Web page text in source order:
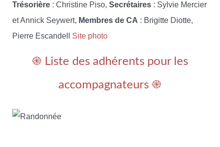
Trésorière : Christine Piso, Secrétaires : Sylvie Mercier
et Annick Seywert, Membres de CA : Brigitte Diotte,
Pierre Escandell Site photo
֎ Liste des adhérents pour les
accompagnateurs ֎